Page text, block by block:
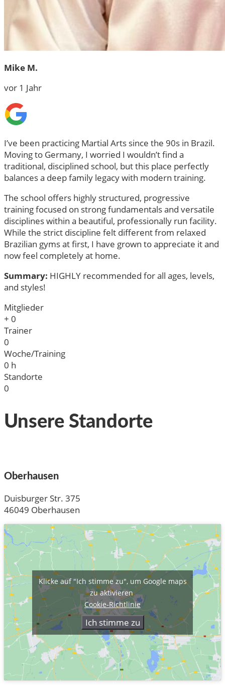
Mike M.
vor 1 Jahr
I’ve been practicing Martial Arts since the 90s in Brazil.
Moving to Germany, I worried I wouldn’t find a
traditional, disciplined school, but this place perfectly
balances a deep family legacy with modern training.
The school offers highly structured, progressive
training focused on strong fundamentals and versatile
disciplines within a beautiful, professionally run facility.
While the strict discipline felt different from relaxed
Brazilian gyms at first, I have grown to appreciate it and
now feel completely at home.
Summary: HIGHLY recommended for all ages, levels,
and styles!
Mitglieder
+ 0
Trainer
0
Woche/Training
0 h
Standorte
0
Unsere Standorte
Oberhausen
Duisburger Str. 375
46049 Oberhausen
Klicke auf "Ich stimme zu", um Google maps
zu aktivieren
Cookie-Richtlinie
Ich stimme zu